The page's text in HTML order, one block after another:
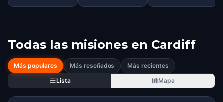
Todas las misiones en Cardiff
Más populares Más reseñados
Más recientes
Lista
Mapa